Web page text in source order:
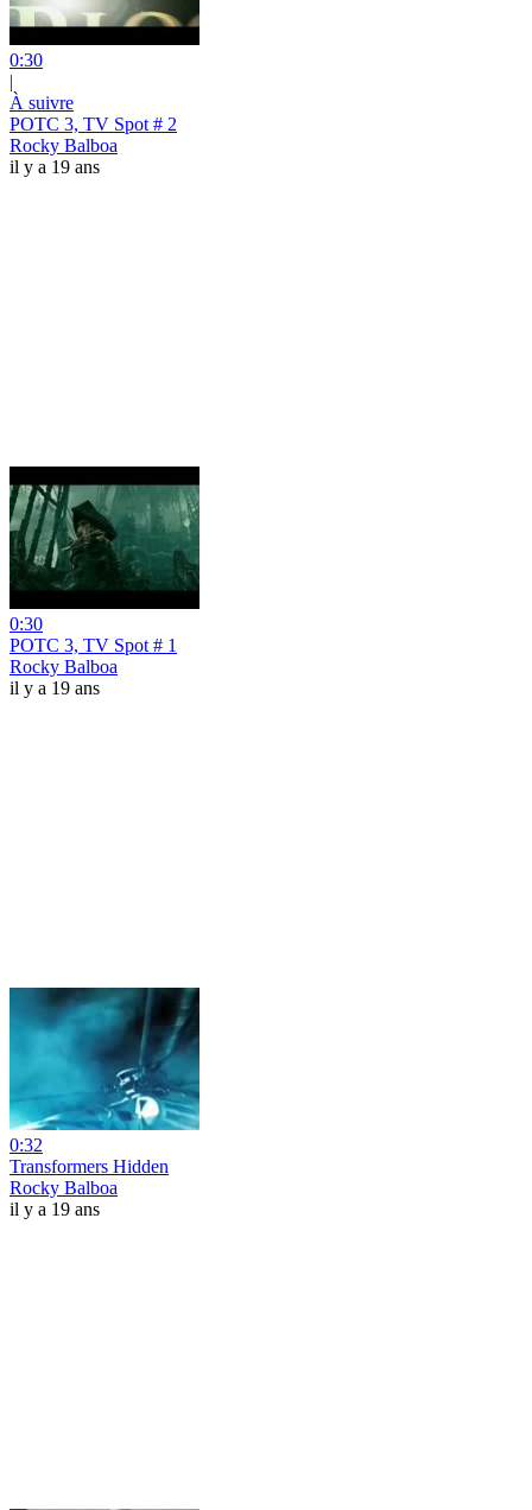
0:30
|
À suivre
POTC 3, TV Spot # 2
Rocky Balboa
il y a 19 ans
0:30
POTC 3, TV Spot # 1
Rocky Balboa
il y a 19 ans
0:32
Transformers Hidden
Rocky Balboa
il y a 19 ans